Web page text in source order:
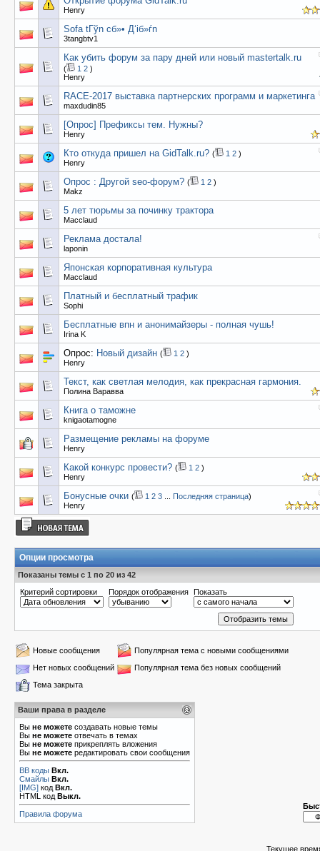
Henry
Sofa tГўn cб»• Д‘iб»ѓn
3tangbtv1
Как убить форум за пару дней или новый mastertalk.ru
( 1 2 )
Henry
RACE-2017 выставка партнерских программ и маркетинга
maxdudin85
[Опрос] Префиксы тем. Нужны?
Henry
Кто откуда пришел на GidTalk.ru? ( 1 2 )
Henry
Опрос : Другой seo-форум? ( 1 2 )
Makz
5 лет тюрьмы за починку трактора
Macclaud
Реклама достала!
laponin
Японская корпоративная культура
Macclaud
Платный и бесплатный трафик
Sophi
Бесплатные впн и анонимайзеры - полная чушь!
Irina K
Опрос: Новый дизайн ( 1 2 )
Henry
Текст, как светлая мелодия, как прекрасная гармония.
Полина Варавва
Книга о таможне
knigaotamogne
Размещение рекламы на форуме
Henry
Какой конкурс провести? ( 1 2 )
Henry
Бонусные очки ( 1 2 3 Последняя страница)
Henry
Опции просмотра
Показаны темы с 1 по 20 из 42
Критерий сортировки
Порядок отображения Показать
Новые сообщения
Популярная тема с новыми сообщениями
Нет новых сообщений
Популярная тема без новых сообщений
Тема закрыта
Ваши права в разделе
Вы не можете создавать новые темы
Вы не можете отвечать в темах
Вы не можете прикреплять вложения
Вы не можете редактировать свои сообщения
BB коды Вкл.
Смайлы Вкл.
[IMG] код Вкл.
HTML код Выкл.
Правила форума
Текущее